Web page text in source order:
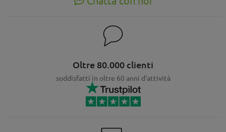
Oltre 80.000 clienti
soddisfatti in oltre 60 anni d'attività